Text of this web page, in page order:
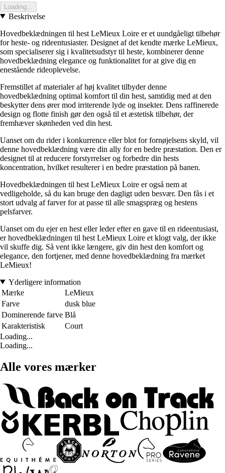
Loading...
Beskrivelse
Hovedbeklædningen til hest LeMieux Loire er et uundgåeligt tilbehør
for heste- og rideentusiaster. Designet af det kendte mærke LeMieux,
som specialiserer sig i kvalitetsudstyr til heste, kombinerer denne
hovedbeklædning elegance og funktionalitet for at give dig en
enestående rideoplevelse.
Fremstillet af materialer af høj kvalitet tilbyder denne
hovedbeklædning optimal komfort til din hest, samtidig med at den
beskytter dens ører mod irriterende lyde og insekter. Dens raffinerede
design og flotte finish gør den også til et æstetisk tilbehør, der
fremhæver skønheden ved din hest.
Uanset om du rider i konkurrence eller blot for fornøjelsens skyld, vil
denne hovedbeklædning være din ally for en bedre præstation. Den er
designet til at reducere forstyrrelser og forbedre din hests
koncentration, hvilket resulterer i en bedre præstation på banen.
Hovedbeklædningen til hest LeMieux Loire er også nem at
vedligeholde, så du kan bruge den dagligt uden besvær. Den fås i et
stort udvalg af farver for at passe til alle smagspræg og hestens
pelsfarver.
Uanset om du ejer en hest eller leder efter en gave til en rideentusiast,
er hovedbeklædningen til hest LeMieux Loire et klogt valg, der ikke
vil skuffe dig. Så vent ikke længere, giv din hest den komfort og
elegance, den fortjener, med denne hovedbeklædning fra mærket
LeMieux!
Yderligere information
Mærke
LeMieux
Farve
dusk blue
Dominerende farve Blå
Karakteristisk
Court
Loading...
Loading...
Alle vores mærker